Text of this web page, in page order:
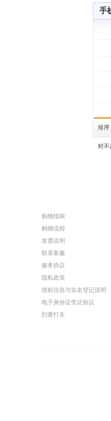
手
排序
对不
购物指南
购物流程
发票说明
联系客服
服务协议
隐私政策
授权信息与实名登记说明
电子身份证凭证协议
扫黄打非